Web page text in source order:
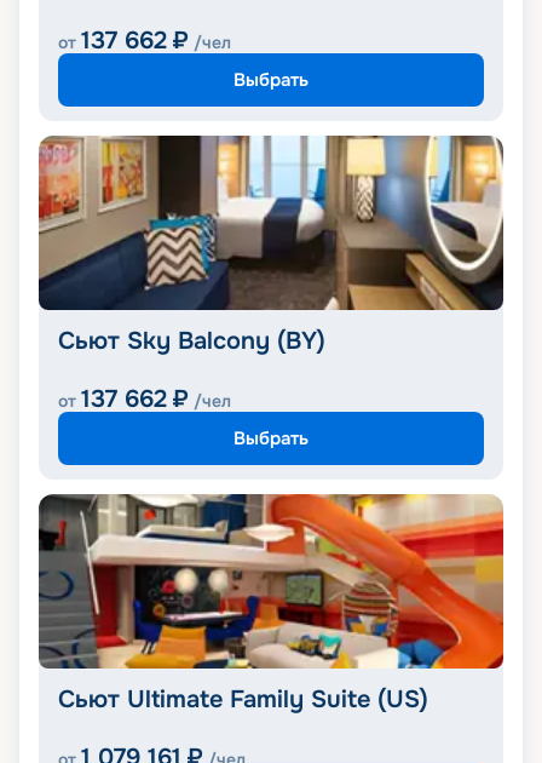
от 137 662 ₽ /чел
Выбрать
Сьют Sky Balcony (BY)
от 137 662 ₽ /чел
Выбрать
Сьют Ultimate Family Suite (US)